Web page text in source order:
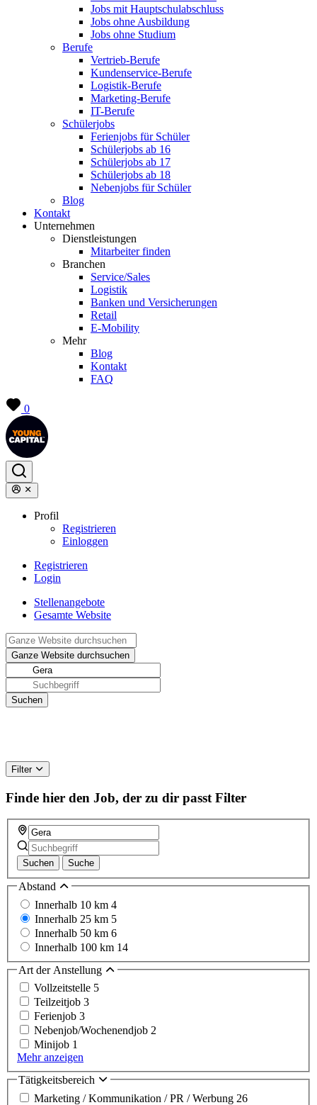
Jobs mit Hauptschulabschluss
Jobs ohne Ausbildung
Jobs ohne Studium
Berufe
Vertrieb-Berufe
Kundenservice-Berufe
Logistik-Berufe
Marketing-Berufe
IT-Berufe
Schülerjobs
Ferienjobs für Schüler
Schülerjobs ab 16
Schülerjobs ab 17
Schülerjobs ab 18
Nebenjobs für Schüler
Blog
Kontakt
Unternehmen
Dienstleistungen
Mitarbeiter finden
Branchen
Service/Sales
Logistik
Banken und Versicherungen
Retail
E-Mobility
Mehr
Blog
Kontakt
FAQ
0
Profil
Registrieren
Einloggen
Registrieren
Login
Stellenangebote
Gesamte Website
Filter
Finde hier den Job, der zu dir passt Filter
Suchen Suche
Abstand
Innerhalb 10 km 4
Innerhalb 25 km 5
Innerhalb 50 km 6
Innerhalb 100 km 14
Art der Anstellung
Vollzeitstelle 5
Teilzeitjob 3
Ferienjob 3
Nebenjob/Wochenendjob 2
Minijob 1
Mehr anzeigen
Tätigkeitsbereich
Marketing / Kommunikation / PR / Werbung 26